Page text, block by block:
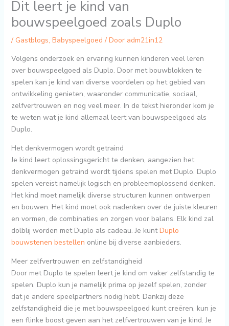
Dit leert je kind van
bouwspeelgoed zoals Duplo
/ Gastblogs, Babyspeelgoed / Door adm21in12
Volgens onderzoek en ervaring kunnen kinderen veel leren
over bouwspeelgoed als Duplo. Door met bouwblokken te
spelen kan je kind van diverse voordelen op het gebied van
ontwikkeling genieten, waaronder communicatie, sociaal,
zelfvertrouwen en nog veel meer. In de tekst hieronder kom je
te weten wat je kind allemaal leert van bouwspeelgoed als
Duplo.
Het denkvermogen wordt getraind
Je kind leert oplossingsgericht te denken, aangezien het
denkvermogen getraind wordt tijdens spelen met Duplo. Duplo
spelen vereist namelijk logisch en probleemoplossend denken.
Het kind moet namelijk diverse structuren kunnen ontwerpen
en bouwen. Het kind moet ook nadenken over de juiste kleuren
en vormen, de combinaties en zorgen voor balans. Elk kind zal
dolblij worden met Duplo als cadeau. Je kuntDuplo
bouwstenen bestellen online bij diverse aanbieders.
Meer zelfvertrouwen en zelfstandigheid
Door met Duplo te spelen leert je kind om vaker zelfstandig te
spelen. Duplo kun je namelijk prima op jezelf spelen, zonder
dat je andere speelpartners nodig hebt. Dankzij deze
zelfstandigheid die je met bouwspeelgoed kunt creëren, kun je
een flinke boost geven aan het zelfvertrouwen van je kind. Je